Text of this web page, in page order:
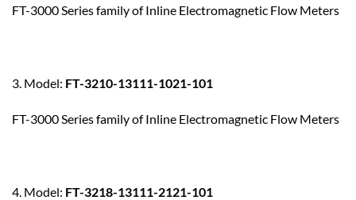
FT-3000 Series family of Inline Electromagnetic Flow Meters
3. Model: FT-3210-13111-1021-101
FT-3000 Series family of Inline Electromagnetic Flow Meters
4. Model: FT-3218-13111-2121-101